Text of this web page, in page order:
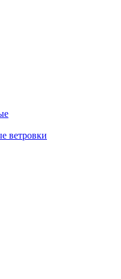
ветровки